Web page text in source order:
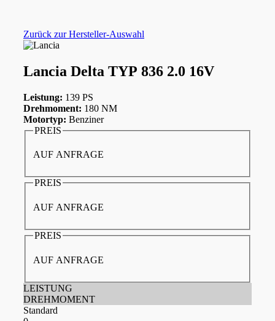
Zurück zur Hersteller-Auswahl
Lancia Delta TYP 836 2.0 16V
Leistung: 139 PS
Drehmoment: 180 NM
Motortyp: Benziner
PREIS
AUF ANFRAGE
PREIS
AUF ANFRAGE
PREIS
AUF ANFRAGE
LEISTUNG
DREHMOMENT
Standard